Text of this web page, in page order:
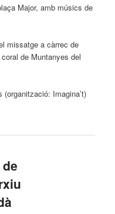
Major, amb músics de
missatge a càrrec de
de Muntanyes del
Imagina’t)